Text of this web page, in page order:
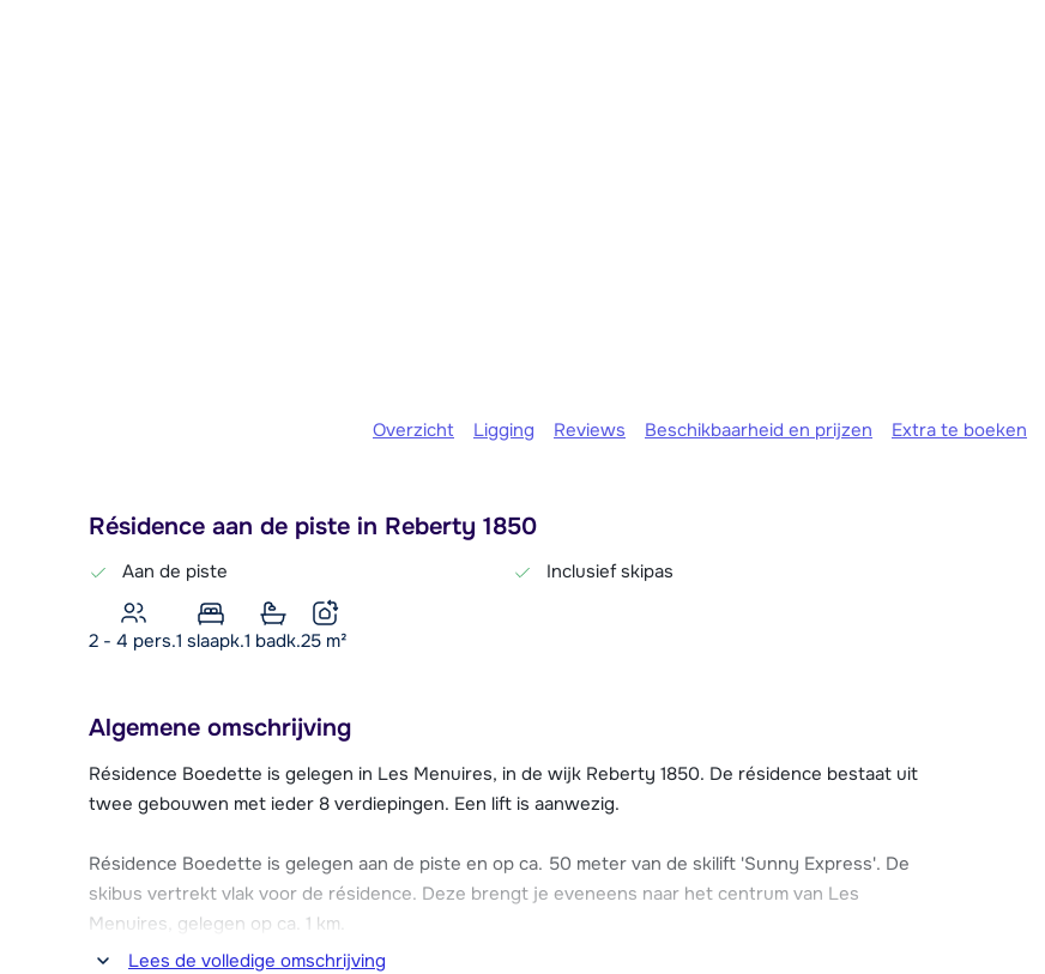
Overzicht Ligging Reviews Beschikbaarheid en prijzen Extra te boeken
Résidence aan de piste in Reberty 1850
Aan de piste Inclusief skipas
2 - 4 pers.1 slaapk.1 badk.25 m²
Algemene omschrijving
Résidence Boedette is gelegen in Les Menuires, in de wijk Reberty 1850. De résidence bestaat uit
twee gebouwen met ieder 8 verdiepingen. Een lift is aanwezig.
Résidence Boedette is gelegen aan de piste en op ca. 50 meter van de skilift 'Sunny Express'. De
skibus vertrekt vlak voor de résidence. Deze brengt je eveneens naar het centrum van Les
Menuires, gelegen op ca. 1 km.
Lees de volledige omschrijving